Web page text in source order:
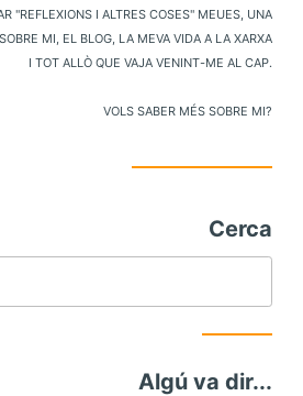
"reflexions i altres coses" meues, una
mi, el blog, la meva vida a la xarxa
i tot allò que vaja venint-me al cap.
Vols saber més sobre mi?
Cerca
Algú va dir...